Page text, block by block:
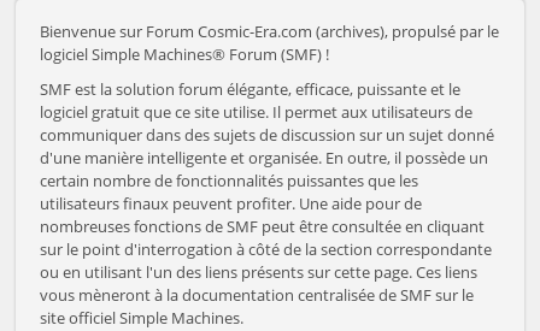
Bienvenue sur Forum Cosmic-Era.com (archives), propulsé par le
logiciel Simple Machines® Forum (SMF) !
SMF est la solution forum élégante, efficace, puissante et le
logiciel gratuit que ce site utilise. Il permet aux utilisateurs de
communiquer dans des sujets de discussion sur un sujet donné
d'une manière intelligente et organisée. En outre, il possède un
certain nombre de fonctionnalités puissantes que les
utilisateurs finaux peuvent profiter. Une aide pour de
nombreuses fonctions de SMF peut être consultée en cliquant
sur le point d'interrogation à côté de la section correspondante
ou en utilisant l'un des liens présents sur cette page. Ces liens
vous mèneront à la documentation centralisée de SMF sur le
site officiel Simple Machines.